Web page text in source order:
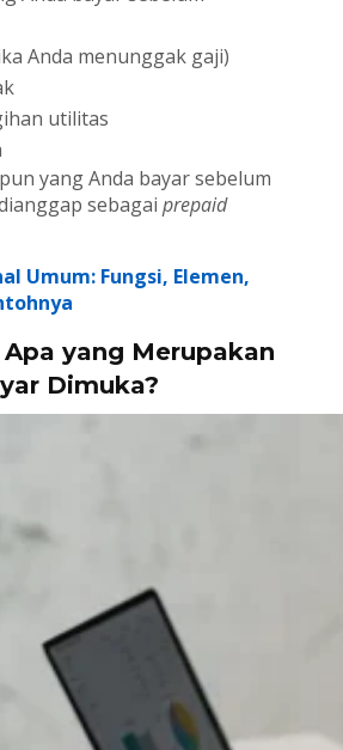
Anda menunggak gaji)
utilitas
yang Anda bayar sebelum
sebagai prepaid
Umum: Fungsi, Elemen,
yang Merupakan
Dimuka?